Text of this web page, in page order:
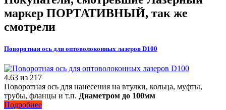
маркер ПОРТАТИВНЫЙ, так же
смотрели
Поворотная ось для оптоволоконных лазеров D100
4.63 из 217
Поворотная ось для нанесения на втулки, кольца, муфты,
трубы, фланцы и т.п. Диаметром до 100мм
Подробнее